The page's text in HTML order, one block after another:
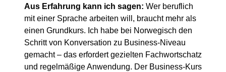
Aus Erfahrung kann ich sagen: Wer beruflich
mit einer Sprache arbeiten will, braucht mehr als
einen Grundkurs. Ich habe bei Norwegisch den
Schritt von Konversation zu Business-Niveau
gemacht – das erfordert gezielten Fachwortschatz
und regelmäßige Anwendung. Der Business-Kurs